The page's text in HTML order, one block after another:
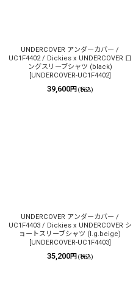
UNDERCOVER アンダーカバー /
UC1F4402 / Dickies x UNDERCOVER ロ
ングスリーブシャツ (black)
UNDERCOVER-UC1F4402]
39,600円 (税込)
UNDERCOVER アンダーカバー /
UC1F4403 / Dickies x UNDERCOVER シ
ョートスリーブシャツ (l.g.beige)
UNDERCOVER-UC1F4403]
35,200円 (税込)